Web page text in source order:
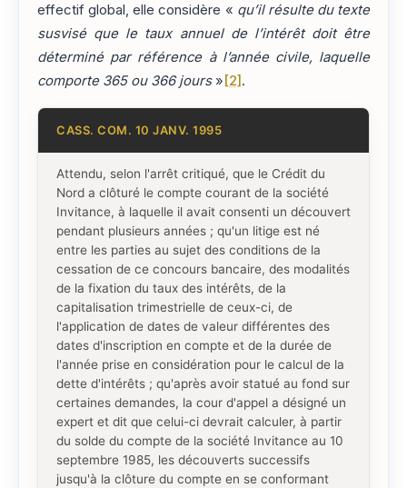
effectif global, elle considère « qu’il résulte du texte
susvisé que le taux annuel de l’intérêt doit être
déterminé par référence à l’année civile, laquelle
comporte 365 ou 366 jours» [2] .
CASS. COM. 10 JANV. 1995
Attendu, selon l'arrêt critiqué, que le Crédit du
Nord a clôturé le compte courant de la société
Invitance, à laquelle il avait consenti un découvert
pendant plusieurs années ; qu'un litige est né
entre les parties au sujet des conditions de la
cessation de ce concours bancaire, des modalités
de la fixation du taux des intérêts, de la
capitalisation trimestrielle de ceux-ci, de
l'application de dates de valeur différentes des
dates d'inscription en compte et de la durée de
l'année prise en considération pour le calcul de la
dette d'intérêts ; qu'après avoir statué au fond sur
certaines demandes, la cour d'appel a désigné un
expert et dit que celui-ci devrait calculer, à partir
du solde du compte de la société Invitance au 10
septembre 1985, les découverts successifs
jusqu'à la clôture du compte en se conformant